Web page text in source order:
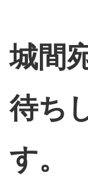
城間
待ち
す。